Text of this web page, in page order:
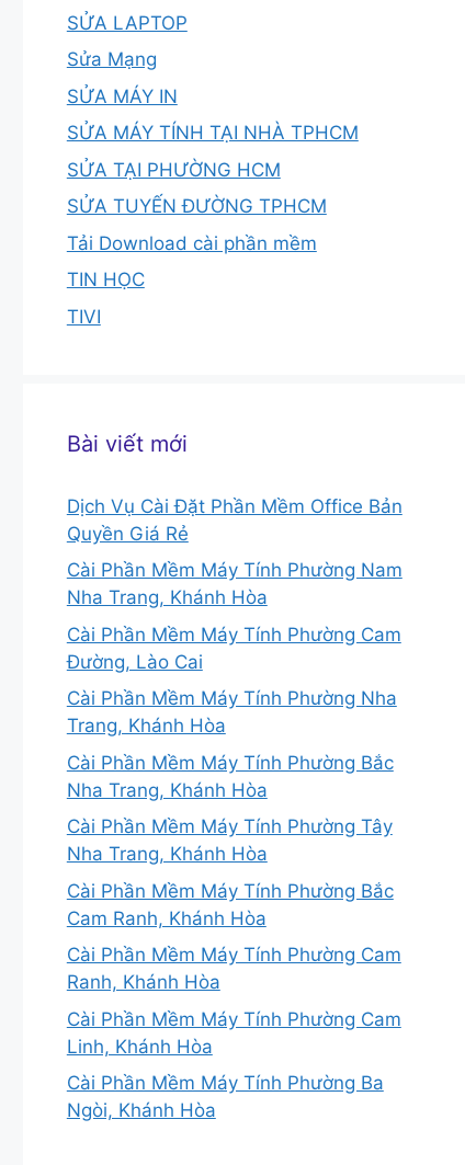
SỬA LAPTOP
Sửa Mạng
SỬA MÁY IN
SỬA MÁY TÍNH TẠI NHÀ TPHCM
SỬA TẠI PHƯỜNG HCM
SỬA TUYẾN ĐƯỜNG TPHCM
Tải Download cài phần mềm
TIN HỌC
TIVI
Bài viết mới
Dịch Vụ Cài Đặt Phần Mềm Office Bản
Quyền Giá Rẻ
Cài Phần Mềm Máy Tính Phường Nam
Nha Trang, Khánh Hòa
Cài Phần Mềm Máy Tính Phường Cam
Đường, Lào Cai
Cài Phần Mềm Máy Tính Phường Nha
Trang, Khánh Hòa
Cài Phần Mềm Máy Tính Phường Bắc
Nha Trang, Khánh Hòa
Cài Phần Mềm Máy Tính Phường Tây
Nha Trang, Khánh Hòa
Cài Phần Mềm Máy Tính Phường Bắc
Cam Ranh, Khánh Hòa
Cài Phần Mềm Máy Tính Phường Cam
Ranh, Khánh Hòa
Cài Phần Mềm Máy Tính Phường Cam
Linh, Khánh Hòa
Cài Phần Mềm Máy Tính Phường Ba
Ngòi, Khánh Hòa